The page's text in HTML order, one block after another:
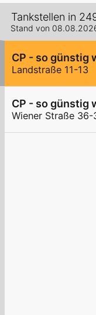
Tankstellen in
Stand von
CP - so günstig
Landstraße 11-13
CP - so günstig
Wiener Straße 36-